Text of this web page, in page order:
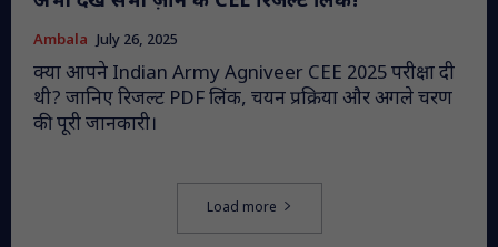
Ambala July 26, 2025
क्या आपने Indian Army Agniveer CEE 2025 परीक्षा दी
थी? जानिए रिजल्ट PDF लिंक, चयन प्रक्रिया और अगले चरण
की पूरी जानकारी।
Load more